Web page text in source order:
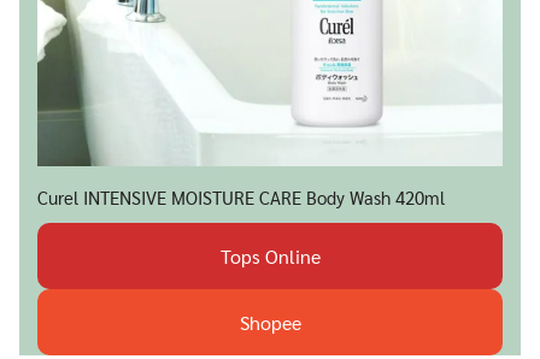
Curel INTENSIVE MOISTURE CARE Body Wash 420ml
Tops Online
Shopee